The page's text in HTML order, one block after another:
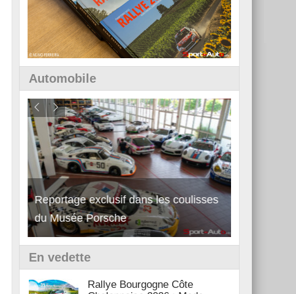
Automobile
Reportage exclusif dans les coulisses
du Musée Porsche
En vedette
Rallye Bourgogne Côte